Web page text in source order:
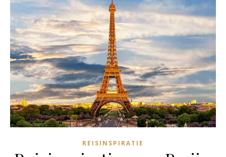
REISINSPIRATIE